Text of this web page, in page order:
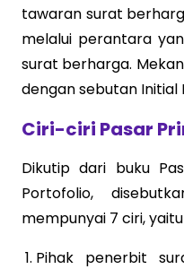
tawaran surat
melalui perantara
surat berharga.
dengan sebutan Initial
Ciri-ciri Pasar
Dikutip dari buku
Portofolio,
mempunyai 7 ciri,
Pihak penerbit